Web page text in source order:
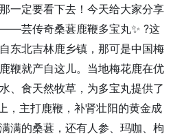
一定要看下去！今天给大家分享
芸传奇桑葚鹿鞭多宝丸✨ ?这
东北吉林鹿乡镇，那可是中国梅
鞭就产自这儿。当地梅花鹿在优
、食天然牧草，为多宝丸提供了
，主打鹿鞭，补肾壮阳的黄金成
满的桑葚，还有人参、玛咖、枸